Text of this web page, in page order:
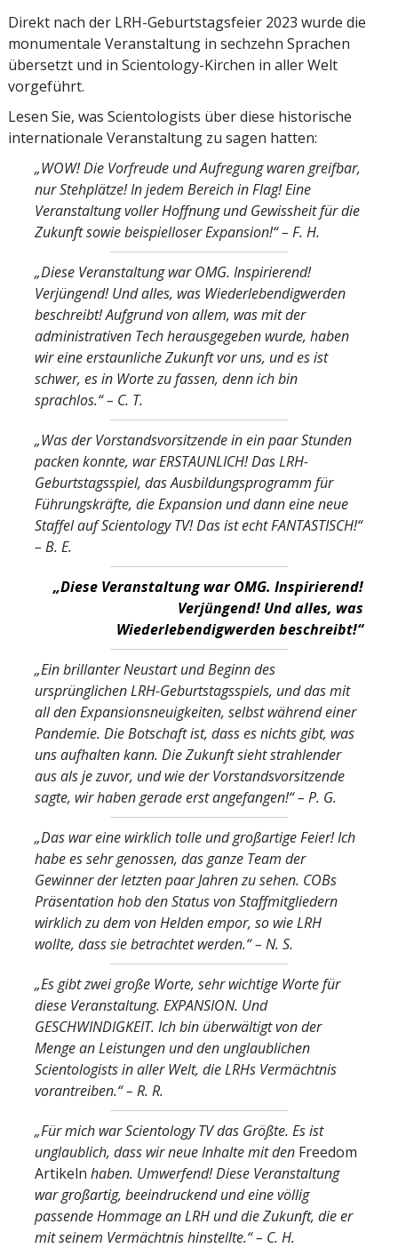
Direkt nach der LRH-Geburtstagsfeier 2023 wurde die
monumentale Veranstaltung in sechzehn Sprachen
übersetzt und in Scientology-Kirchen in aller Welt
vorgeführt.
Lesen Sie, was Scientologists über diese historische
internationale Veranstaltung zu sagen hatten:
„WOW! Die Vorfreude und Aufregung waren greifbar,
nur Stehplätze! In jedem Bereich in Flag! Eine
Veranstaltung voller Hoffnung und Gewissheit für die
Zukunft sowie beispielloser Expansion!“– F. H.
„Diese Veranstaltung war OMG. Inspirierend!
Verjüngend! Und alles, was Wiederlebendigwerden
beschreibt! Aufgrund von allem, was mit der
administrativen Tech herausgegeben wurde, haben
wir eine erstaunliche Zukunft vor uns, und es ist
schwer, es in Worte zu fassen, denn ich bin
sprachlos.“– C. T.
„Was der Vorstandsvorsitzende in ein paar Stunden
packen konnte, war ERSTAUNLICH! Das LRH-
Geburtstagsspiel, das Ausbildungsprogramm für
Führungskräfte, die Expansion und dann eine neue
Staffel auf Scientology TV! Das ist echt FANTASTISCH!“
– B. E.
„Diese Veranstaltung war OMG. Inspirierend!
Verjüngend! Und alles, was
Wiederlebendigwerden beschreibt!“
„Ein brillanter Neustart und Beginn des
ursprünglichen LRH-Geburtstagsspiels, und das mit
all den Expansionsneuigkeiten, selbst während einer
Pandemie. Die Botschaft ist, dass es nichts gibt, was
uns aufhalten kann. Die Zukunft sieht strahlender
aus als je zuvor, und wie der Vorstandsvorsitzende
sagte, wir haben gerade erst angefangen!“– P. G.
„Das war eine wirklich tolle und großartige Feier! Ich
habe es sehr genossen, das ganze Team der
Gewinner der letzten paar Jahren zu sehen. COBs
Präsentation hob den Status von Staffmitgliedern
wirklich zu dem von Helden empor, so wie LRH
wollte, dass sie betrachtet werden.“– N. S.
„Es gibt zwei große Worte, sehr wichtige Worte für
diese Veranstaltung. EXPANSION. Und
GESCHWINDIGKEIT. Ich bin überwältigt von der
Menge an Leistungen und den unglaublichen
Scientologists in aller Welt, die LRHs Vermächtnis
vorantreiben.“– R. R.
„Für mich war Scientology TV das Größte. Es ist
unglaublich, dass wir neue Inhalte mit den Freedom
Artikeln haben. Umwerfend! Diese Veranstaltung
war großartig, beeindruckend und eine völlig
passende Hommage an LRH und die Zukunft, die er
mit seinem Vermächtnis hinstellte.“– C. H.